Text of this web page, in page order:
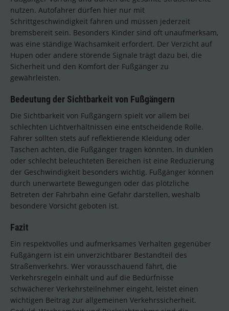
nutzen. Autofahrer dürfen hier nur mit
Schrittgeschwindigkeit fahren und müssen jederzeit
bremsbereit sein. Besonders Kinder sind oft unaufmerksam,
was eine ständige Wachsamkeit erfordert. Der Verzicht auf
Hupen oder andere störende Signale trägt dazu bei, die
Sicherheit und den Komfort der Fußgänger zu
gewährleisten.
Bedeutung der Sichtbarkeit von Fußgängern
Die Sichtbarkeit von Fußgängern spielt vor allem bei
schlechten Lichtverhältnissen eine entscheidende Rolle.
Fahrer sollten stets auf reflektierende Kleidung oder
Taschen achten, die Fußgänger tragen könnten. In dunklen
oder schlecht beleuchteten Bereichen ist eine Reduzierung
der Geschwindigkeit besonders wichtig. Fußgänger können
durch unerwartete Bewegungen oder das plötzliche
Betreten der Fahrbahn eine Gefahr darstellen, weshalb
besondere Vorsicht geboten ist.
Fazit
Ein respektvolles und aufmerksames Verhalten gegenüber
Fußgängern ist ein unverzichtbarer Bestandteil des
Straßenverkehrs. Wer vorausschauend fährt, die
Verkehrsregeln einhält und auf die Bedürfnisse
schwächerer Verkehrsteilnehmer eingeht, leistet einen
wichtigen Beitrag zur allgemeinen Verkehrssicherheit.